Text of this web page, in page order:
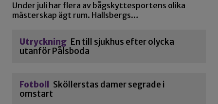
Under juli har flera av bågskyttesportens olika
mästerskap ägt rum. Hallsbergs…
Utryckning En till sjukhus efter olycka
utanför Pålsboda
Fotboll Sköllerstas damer segrade i
omstart